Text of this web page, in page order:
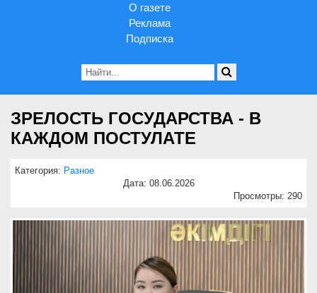
О газете
Реклама
Подписка
ЗРЕЛОСТЬ ГОСУДАРСТВА - В
КАЖДОМ ПОСТУЛАТЕ
Категория: Разное
Дата: 08.06.2026
Просмотры: 290